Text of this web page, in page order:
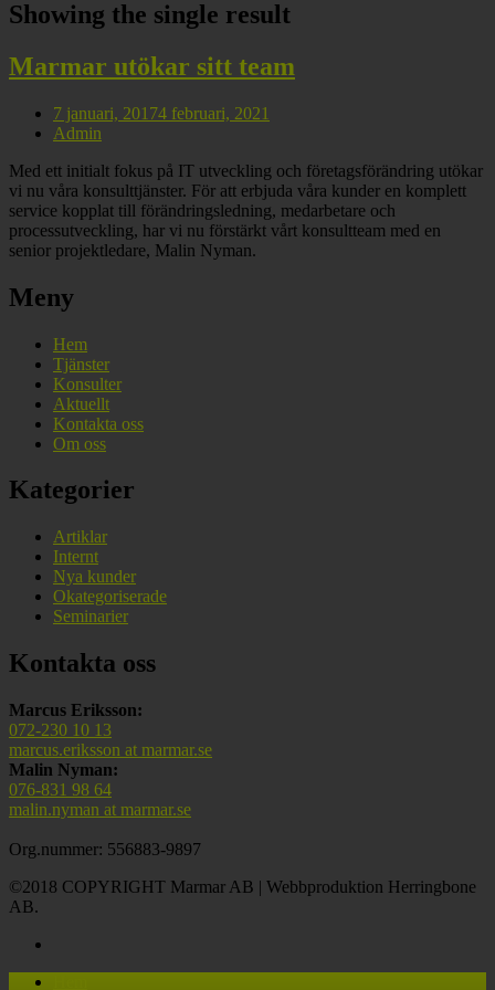
Showing the single result
Marmar utökar sitt team
7 januari, 20174 februari, 2021
Admin
Med ett initialt fokus på IT utveckling och företagsförändring utökar
vi nu våra konsulttjänster. För att erbjuda våra kunder en komplett
service kopplat till förändringsledning, medarbetare och
processutveckling, har vi nu förstärkt vårt konsultteam med en
senior projektledare, Malin Nyman.
Meny
Hem
Tjänster
Konsulter
Aktuellt
Kontakta oss
Om oss
Kategorier
Artiklar
Internt
Nya kunder
Okategoriserade
Seminarier
Kontakta oss
Marcus Eriksson:
072-230 10 13
marcus.eriksson at marmar.se
Malin Nyman:
076-831 98 64
malin.nyman at marmar.se
Org.nummer: 556883-9897
©2018 COPYRIGHT Marmar AB | Webbproduktion Herringbone
AB.